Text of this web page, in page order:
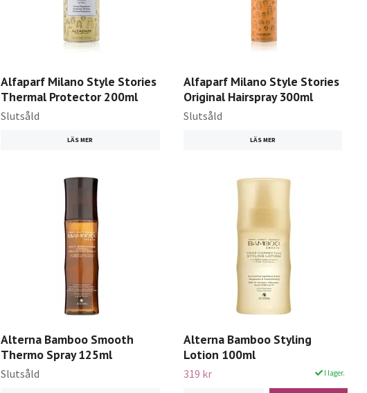
Alfaparf Milano Style Stories
Thermal Protector 200ml
Slutsåld
LÄS MER
Alfaparf Milano Style Stories
Original Hairspray 300ml
Slutsåld
LÄS MER
Alterna Bamboo Smooth
Thermo Spray 125ml
Slutsåld
Alterna Bamboo Styling
Lotion 100ml
319 kr I lager.